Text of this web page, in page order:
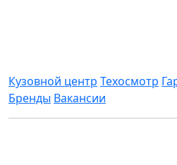
Кузовной центр Техосмотр
Бренды Вакансии